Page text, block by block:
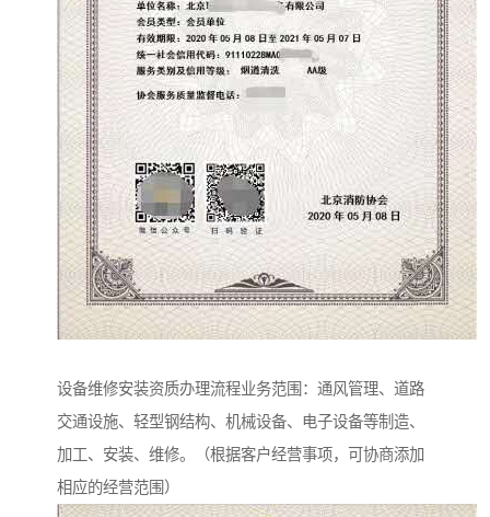
设备维修安装资质办理流程业务范围：通风管理、道路
交通设施、轻型钢结构、机械设备、电子设备等制造、
加工、安装、维修。（根据客户经营事项，可协商添加
相应的经营范围）